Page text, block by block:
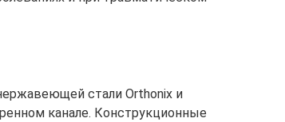
стали Orthonix и
канале. Конструкционные